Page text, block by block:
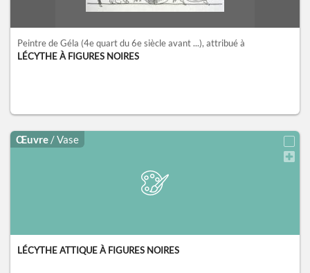
Peintre de Géla (4e quart du 6e siècle avant ...), attribué à
LÉCYTHE À FIGURES NOIRES
Œuvre / Vase
LÉCYTHE ATTIQUE À FIGURES NOIRES